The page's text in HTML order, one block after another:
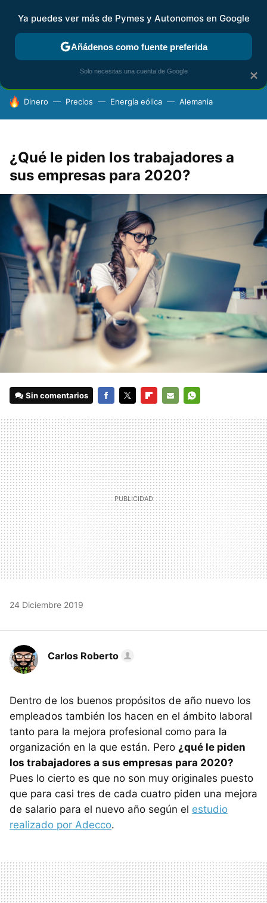
FISCALIDAD Y CONTABILIDAD KIT DIGITAL RENTA
HOY SE HABLA DE
Dinero Precios Energía eólica Alemania
¿Qué le piden los trabajadores a
sus empresas para 2020?
Sin comentarios
MAIL
24 Diciembre 2019
Carlos Roberto
Dentro de los buenos propósitos de año nuevo los
empleados también los hacen en el ámbito laboral
tanto para la mejora profesional como para la
organización en la que están. Pero ¿qué le piden
los trabajadores a sus empresas para 2020?
Pues lo cierto es que no son muy originales puesto
que para casi tres de cada cuatro piden una mejora
de salario para el nuevo año según el estudio
realizado por Adecco.
×
Ya puedes ver más de Pymes y Autonomos en Google
Añádenos como fuente preferida
Solo necesitas una cuenta de Google